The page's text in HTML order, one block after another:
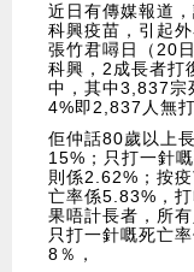
近日有傳媒報道
科興疫苗，引起
張竹君噚日（20
科興，2成長者打
中，其中3,837宗
4%即2,837人無打
佢仲話80歲以上
15%；只打一針
則係2.62%；按
亡率係5.83%，
果唔計長者，所
只打一針嘅死亡
8％，